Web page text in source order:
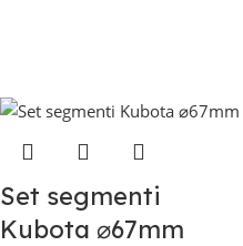
Set segmenti
Kubota ⌀67mm